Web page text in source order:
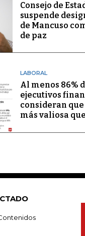
Consejo de
suspende
de Mancuso
de paz
LABORAL
Al menos 86%
ejecutivos
consideran que
más valiosa